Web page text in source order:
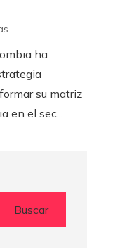
ha
su matriz
el sec...
Buscar